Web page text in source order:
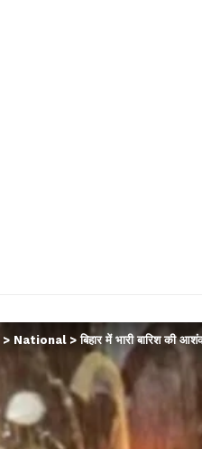
> National>बिहार में भारी बारिश की